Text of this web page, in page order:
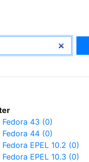
Fedora 43 (0)
Fedora 44 (0)
Fedora EPEL 10.2 (0)
Fedora EPEL 10.3 (0)